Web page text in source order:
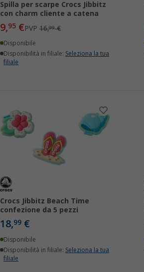
Spilla per scarpe Crocs Jibbitz
con charm cliente a catena
9,95€PVP16,99€
Disponibile
Disponibilità in filiale: Seleziona la tua
filiale
Crocs Jibbitz Beach Time
confezione da 5 pezzi
18,99€
Disponibile
Disponibilità in filiale: Seleziona la tua
filiale